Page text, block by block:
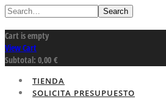
Search
Cart is empty
View Cart
Subtotal: 0,00 €
TIENDA
SOLICITA PRESUPUESTO